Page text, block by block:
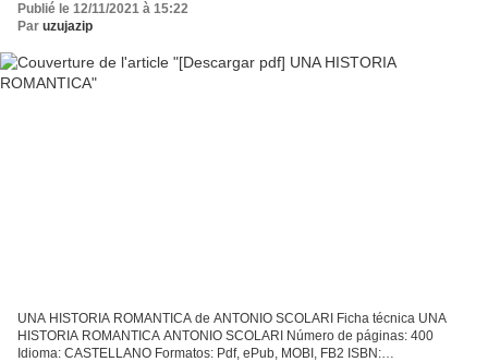
Publié le 12/11/2021 à 15:22
Par uzujazip
UNA HISTORIA ROMANTICA de ANTONIO SCOLARI Ficha técnica UNA
HISTORIA ROMANTICA ANTONIO SCOLARI Número de páginas: 400
Idioma: CASTELLANO Formatos: Pdf, ePub, MOBI, FB2 ISBN: